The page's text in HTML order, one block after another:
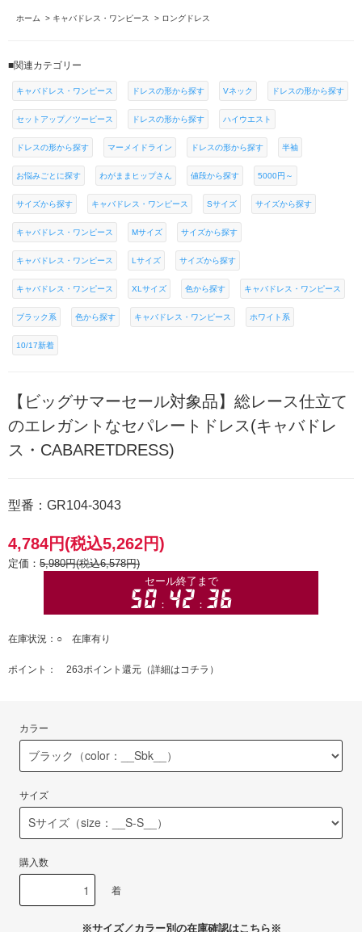
ホーム > キャバドレス・ワンピース > ロングドレス
■関連カテゴリー
キャバドレス・ワンピース ドレスの形から探す Vネック ドレスの形から探す
セットアップ／ツーピース ドレスの形から探す ハイウエスト
ドレスの形から探す マーメイドライン ドレスの形から探す 半袖
お悩みごとに探す わがままヒップさん 値段から探す 5000円～
サイズから探す キャバドレス・ワンピース Sサイズ サイズから探す
キャバドレス・ワンピース Mサイズ サイズから探す
キャバドレス・ワンピース Lサイズ サイズから探す
キャバドレス・ワンピース XLサイズ 色から探す キャバドレス・ワンピース
ブラック系 色から探す キャバドレス・ワンピース ホワイト系
10/17新着
【ビッグサマーセール対象品】総レース仕立て
のエレガントなセパレートドレス(キャバドレ
ス・CABARETDRESS)
型番：GR104-3043
4,784円(税込5,262円)
定価： 5,980円(税込6,578円)
在庫状況：○ 在庫有り
ポイント： 263ポイント還元（詳細はコチラ ）
カラー
サイズ
購入数
着
※サイズ／カラー別の在庫確認はこちら※